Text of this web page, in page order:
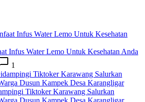
Infus Water Lemo Untuk Kesehatan Anda
1
Tiktoker Karawang Salurkan